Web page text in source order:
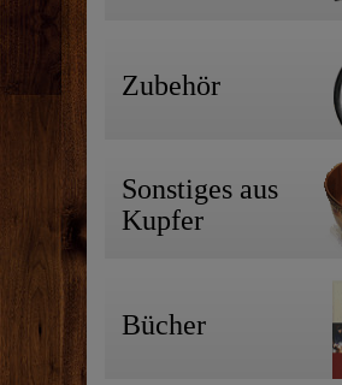
Zubehör
Sonstiges aus
Kupfer
Bücher